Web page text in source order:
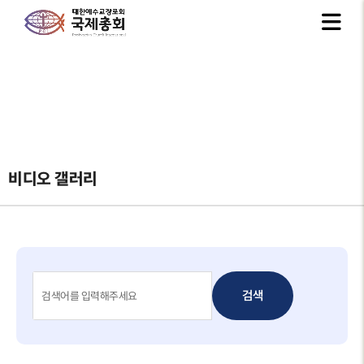
비디오 갤러리
검색